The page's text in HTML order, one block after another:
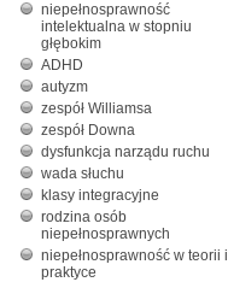
niepełnosprawność
intelektualna w stopniu
głębokim
ADHD
autyzm
zespół Williamsa
zespół Downa
dysfunkcja narządu ruchu
wada słuchu
klasy integracyjne
rodzina osób
niepełnosprawnych
niepełnosprawność w teorii i
praktyce